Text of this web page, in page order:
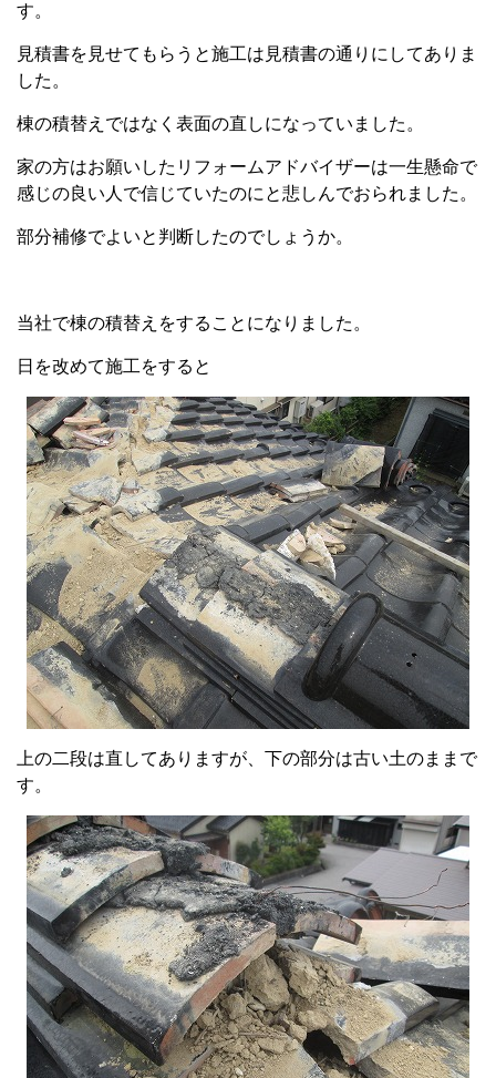
す。
見積書を見せてもらうと施工は見積書の通りにしてありま
した。
棟の積替えではなく表面の直しになっていました。
家の方はお願いしたリフォームアドバイザーは一生懸命で
感じの良い人で信じていたのにと悲しんでおられました。
部分補修でよいと判断したのでしょうか。
当社で棟の積替えをすることになりました。
日を改めて施工をすると
上の二段は直してありますが、下の部分は古い土のままで
す。